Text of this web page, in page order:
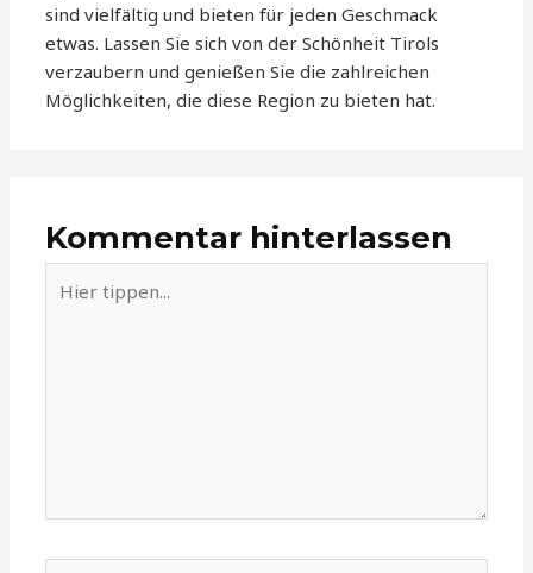
sind vielfältig und bieten für jeden Geschmack
etwas. Lassen Sie sich von der Schönheit Tirols
verzaubern und genießen Sie die zahlreichen
Möglichkeiten, die diese Region zu bieten hat.
Kommentar hinterlassen
tippen...